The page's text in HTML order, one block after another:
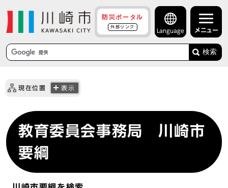
防災ポータル
外部リンク
Language メニュー
検索
現在位置 表示
教育委員会事務局 川崎市
要綱